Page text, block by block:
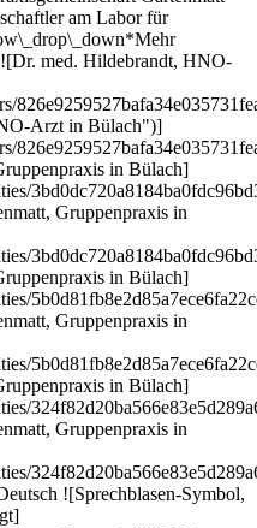
am Labor für
med. Hildebrandt, HNO-
Arzt in Bülach")]
in Bülach]
Gruppenpraxis in
in Bülach]
Gruppenpraxis in
in Bülach]
Gruppenpraxis in
![Sprechblasen-Symbol,